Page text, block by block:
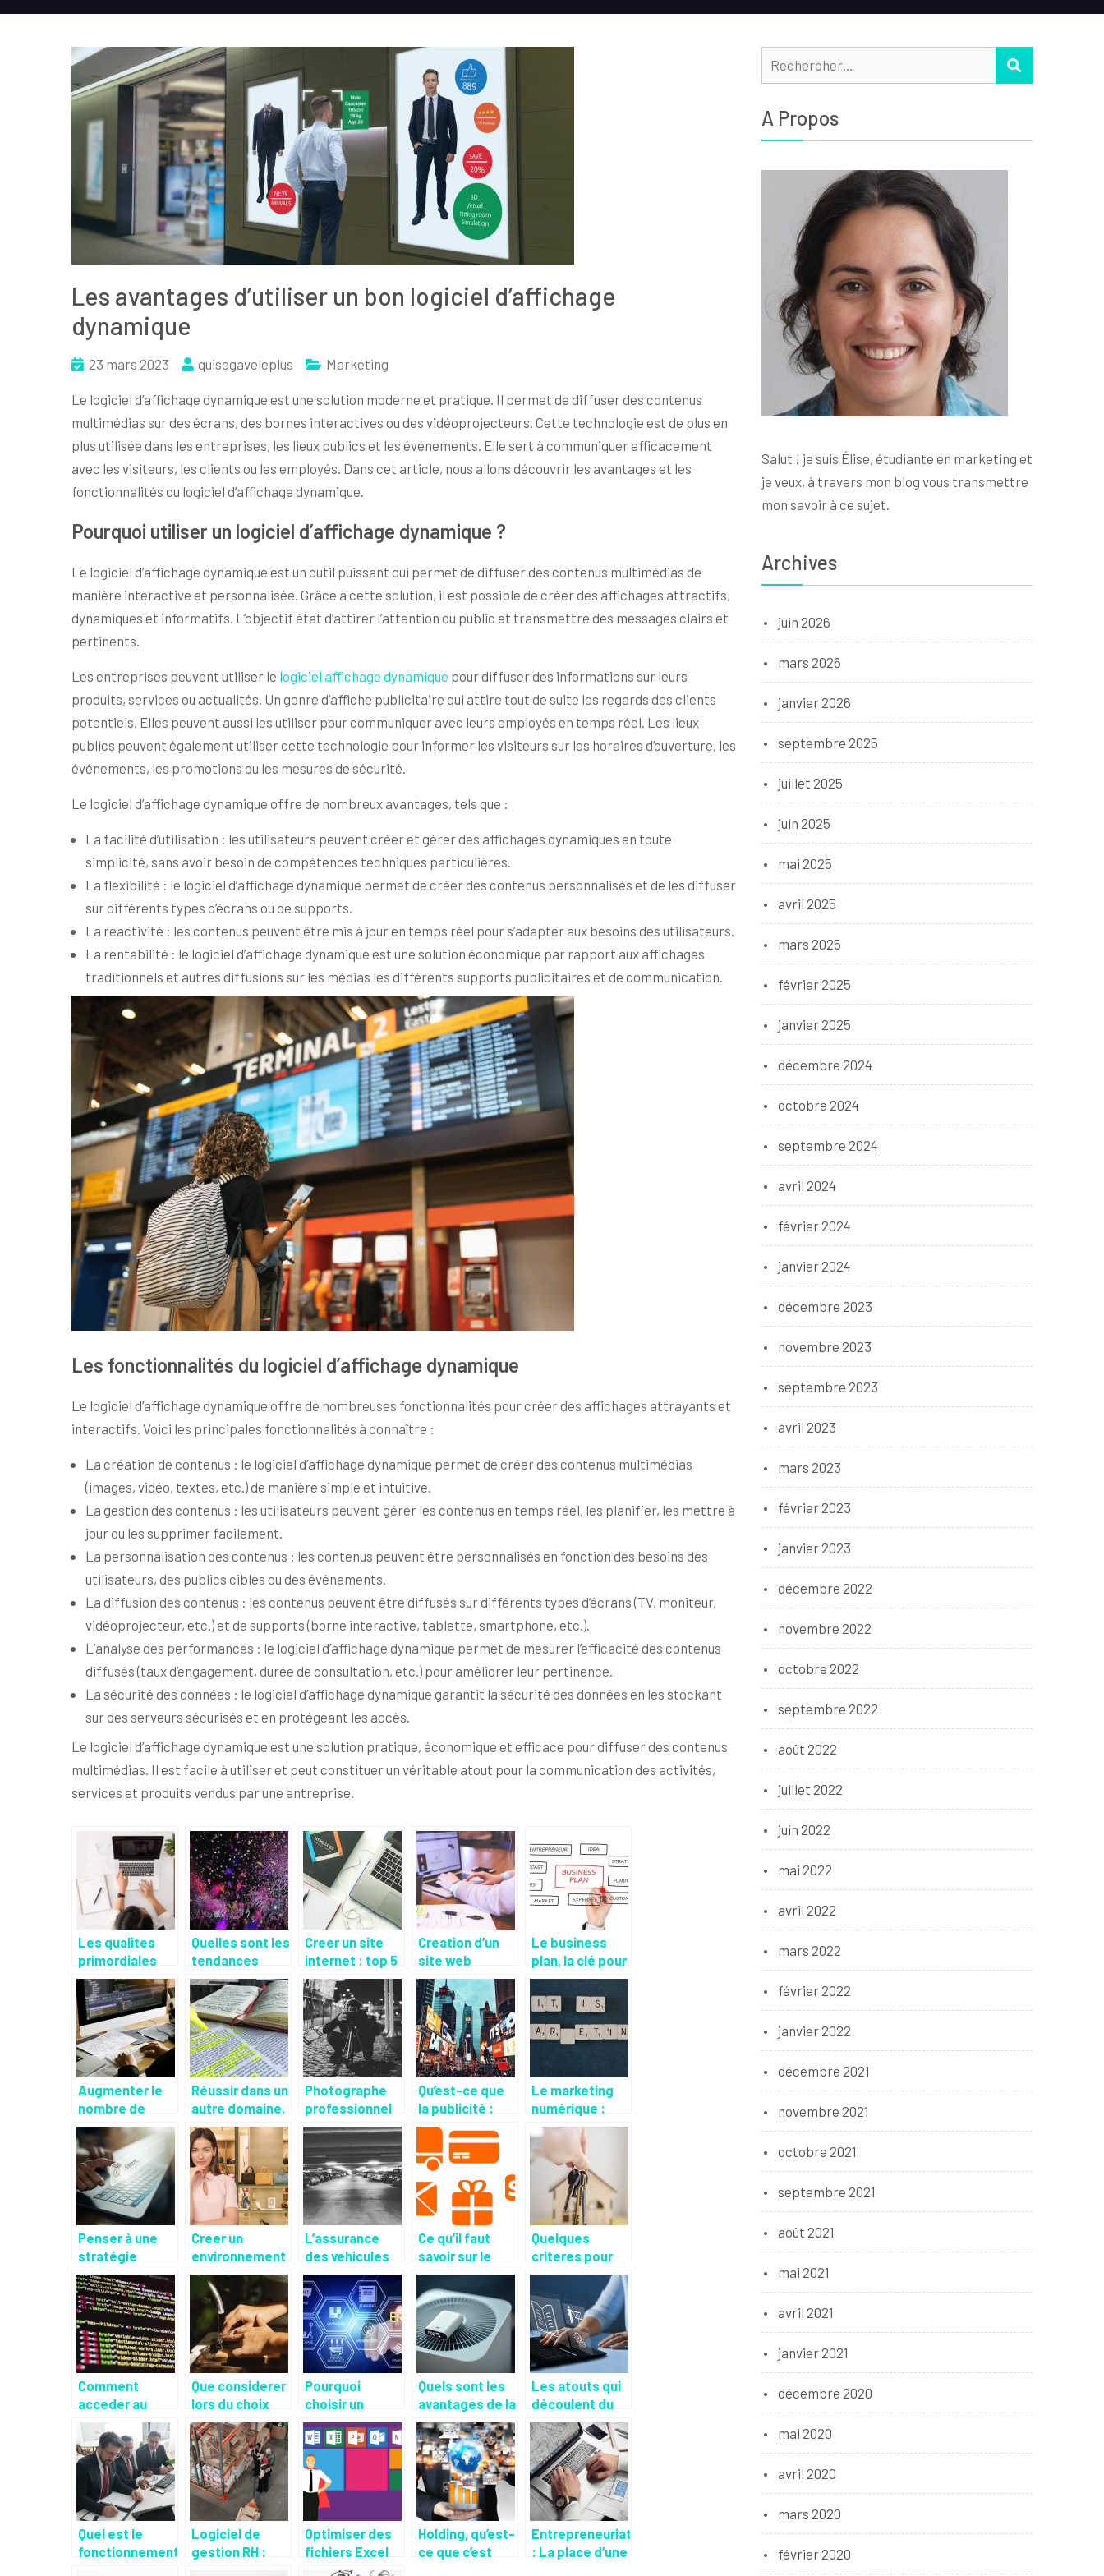
Les avantages d’utiliser un bon logiciel d’affichage
dynamique
23 mars 2023 quisegaveleplus Marketing
Le logiciel d’affichage dynamique est une solution moderne et pratique. Il permet de diffuser des contenus
multimédias sur des écrans, des bornes interactives ou des vidéoprojecteurs. Cette technologie est de plus en
plus utilisée dans les entreprises, les lieux publics et les événements. Elle sert à communiquer efficacement
avec les visiteurs, les clients ou les employés. Dans cet article, nous allons découvrir les avantages et les
fonctionnalités du logiciel d’affichage dynamique.
Pourquoi utiliser un logiciel d’affichage dynamique ?
Le logiciel d’affichage dynamique est un outil puissant qui permet de diffuser des contenus multimédias de
manière interactive et personnalisée. Grâce à cette solution, il est possible de créer des affichages attractifs,
dynamiques et informatifs. L’objectif état d’attirer l’attention du public et transmettre des messages clairs et
pertinents.
Les entreprises peuvent utiliser le logiciel affichage dynamique pour diffuser des informations sur leurs
produits, services ou actualités. Un genre d’affiche publicitaire qui attire tout de suite les regards des clients
potentiels. Elles peuvent aussi les utiliser pour communiquer avec leurs employés en temps réel. Les lieux
publics peuvent également utiliser cette technologie pour informer les visiteurs sur les horaires d’ouverture, les
événements, les promotions ou les mesures de sécurité.
Le logiciel d’affichage dynamique offre de nombreux avantages, tels que :
La facilité d’utilisation : les utilisateurs peuvent créer et gérer des affichages dynamiques en toute
simplicité, sans avoir besoin de compétences techniques particulières.
La flexibilité : le logiciel d’affichage dynamique permet de créer des contenus personnalisés et de les diffuser
sur différents types d’écrans ou de supports.
La réactivité : les contenus peuvent être mis à jour en temps réel pour s’adapter aux besoins des utilisateurs.
La rentabilité : le logiciel d’affichage dynamique est une solution économique par rapport aux affichages
traditionnels et autres diffusions sur les médias les différents supports publicitaires et de communication.
Les fonctionnalités du logiciel d’affichage dynamique
Le logiciel d’affichage dynamique offre de nombreuses fonctionnalités pour créer des affichages attrayants et
interactifs. Voici les principales fonctionnalités à connaître :
La création de contenus : le logiciel d’affichage dynamique permet de créer des contenus multimédias
(images, vidéo, textes, etc.) de manière simple et intuitive.
La gestion des contenus : les utilisateurs peuvent gérer les contenus en temps réel, les planifier, les mettre à
jour ou les supprimer facilement.
La personnalisation des contenus : les contenus peuvent être personnalisés en fonction des besoins des
utilisateurs, des publics cibles ou des événements.
La diffusion des contenus : les contenus peuvent être diffusés sur différents types d’écrans (TV, moniteur,
vidéoprojecteur, etc.) et de supports (borne interactive, tablette, smartphone, etc.).
L’analyse des performances : le logiciel d’affichage dynamique permet de mesurer l’efficacité des contenus
diffusés (taux d’engagement, durée de consultation, etc.) pour améliorer leur pertinence.
La sécurité des données : le logiciel d’affichage dynamique garantit la sécurité des données en les stockant
sur des serveurs sécurisés et en protégeant les accès.
Le logiciel d’affichage dynamique est une solution pratique, économique et efficace pour diffuser des contenus
multimédias. Il est facile à utiliser et peut constituer un véritable atout pour la communication des activités,
services et produits vendus par une entreprise.
Les qualites
primordiales
d’une bonne
assistante
Quelles sont les
tendances
evenementielles
?
Creer un site
internet : top 5
des logiciels.
Creation d’un
site web
esthetiquement
parfait
Le business
plan, la clé pour
captiver les
investisseurs
Augmenter le
nombre de
client dans le
domaine du
bien être.
Réussir dans un
autre domaine.
Photographe
professionnel
pour photo de
profil
Qu’est-ce que
la publicité :
quels sont ses
avantages ?
Le marketing
numérique :
pourquoi un
expert en
entreprise ?
Penser à une
stratégie
marketing
infaillible pour
son entreprise
Creer un
environnement
favorable pour
les clients et
les employes
L’assurance
des vehicules
d’entreprise :
un service qui a
ses avantages
Ce qu’il faut
savoir sur le
marketing par
SMS
Quelques
criteres pour
bien operer son
achat
immobilier
Comment
acceder au
metier de
webmaster
sans diplome ?
Que considerer
lors du choix
d’une fontaine
d’eau ?
Pourquoi
choisir un
logiciel ERP
pour gerer
efficacement
ses activites ?
Quels sont les
avantages de la
soufflerie pour
skydancer ?
Les atouts qui
découlent du
recours à un
expert pour la
création de son
site web ?
Quel est le
fonctionnement
Logiciel de
gestion RH :
Optimiser des
fichiers Excel
pour gerer
Holding, qu’est-
ce que c’est
Entrepreneuriat
: La place d’une
Rechercher :
A Propos
Salut ! je suis Élise, étudiante en marketing et
je veux, à travers mon blog vous transmettre
mon savoir à ce sujet.
Archives
juin 2026
mars 2026
janvier 2026
septembre 2025
juillet 2025
juin 2025
mai 2025
avril 2025
mars 2025
février 2025
janvier 2025
décembre 2024
octobre 2024
septembre 2024
avril 2024
février 2024
janvier 2024
décembre 2023
novembre 2023
septembre 2023
avril 2023
mars 2023
février 2023
janvier 2023
décembre 2022
novembre 2022
octobre 2022
septembre 2022
août 2022
juillet 2022
juin 2022
mai 2022
avril 2022
mars 2022
février 2022
janvier 2022
décembre 2021
novembre 2021
octobre 2021
septembre 2021
août 2021
mai 2021
avril 2021
janvier 2021
décembre 2020
mai 2020
avril 2020
mars 2020
février 2020